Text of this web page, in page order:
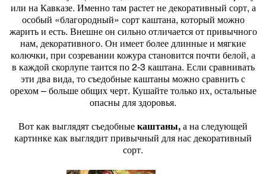
или на Кавказе. Именно там растет не декоративный сорт, а
особый «благородный» сорт каштана, который можно
жарить и есть. Внешне он сильно отличается от привычного
нам, декоративного. Он имеет более длинные и мягкие
колючки, при созревании кожура становится почти белой, а
в каждой скорлупе таится по 2-3 каштана. Если сравнивать
эти два вида, то съедобные каштаны можно сравнить с
орехом – больше общих черт. Кушайте только их, остальные
опасны для здоровья.
Вот как выглядят съедобныекаштаны,а на следующей
картинке как выглядит привычный для нас декоративный
сорт.